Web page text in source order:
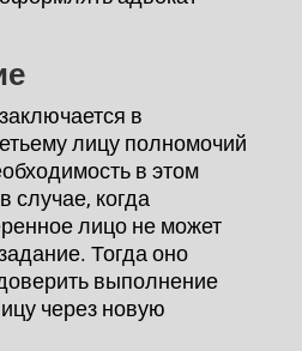
в
лицу полномочий
в этом
случае, когда
лицо не может
Тогда оно
выполнение
через новую